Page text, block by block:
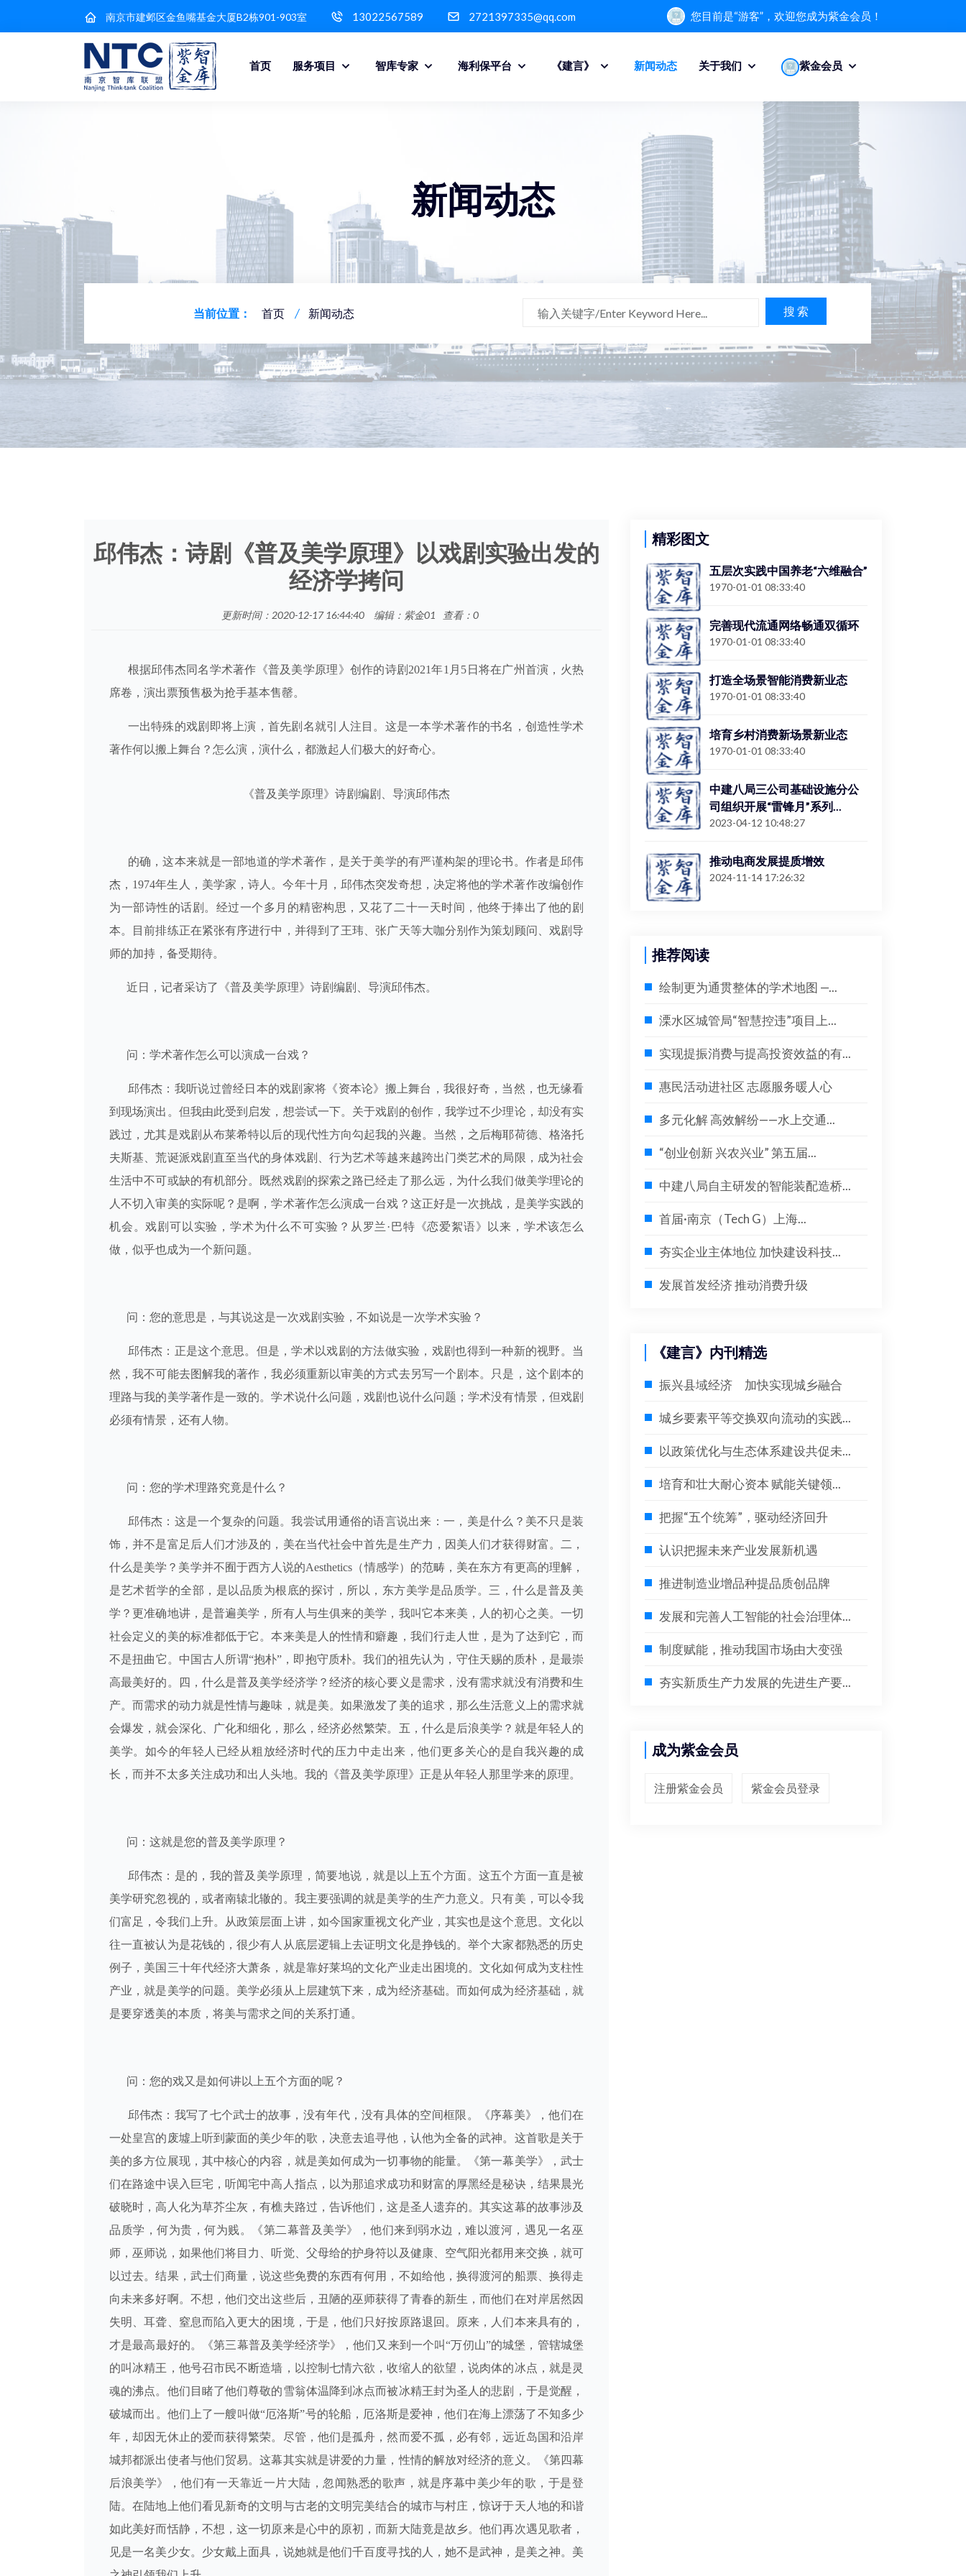
南京市建邺区金鱼嘴基金大厦B2栋901-903室 13022567589 2721397335@qq.com 您目前是“游客”，欢迎您成为紫金会员！
首页 服务项目 智库专家 海利保平台 《建言》 新闻动态 关于我们 紫金会员
新闻动态
当前位置： 首页 新闻动态 搜 索
邱伟杰：诗剧《普及美学原理》以戏剧实验出发的
经济学拷问
更新时间：2020-12-17 16:44:40 编辑：紫金01 查看： 0
根据邱伟杰同名学术著作《普及美学原理》创作的诗剧2021年1月5日将在广州首演，火热
席卷，演出票预售极为抢手基本售罄。
一出特殊的戏剧即将上演，首先剧名就引人注目。这是一本学术著作的书名，创造性学术
著作何以搬上舞台？怎么演，演什么，都激起人们极大的好奇心。
《普及美学原理》诗剧编剧、导演邱伟杰
的确，这本来就是一部地道的学术著作，是关于美学的有严谨构架的理论书。作者是邱伟
杰，1974年生人，美学家，诗人。今年十月，邱伟杰突发奇想，决定将他的学术著作改编创作
为一部诗性的话剧。经过一个多月的精密构思，又花了二十一天时间，他终于捧出了他的剧
本。目前排练正在紧张有序进行中，并得到了王玮、张广天等大咖分别作为策划顾问、戏剧导
师的加持，备受期待。
近日，记者采访了《普及美学原理》诗剧编剧、导演邱伟杰。
问：学术著作怎么可以演成一台戏？
邱伟杰：我听说过曾经日本的戏剧家将《资本论》搬上舞台，我很好奇，当然，也无缘看
到现场演出。但我由此受到启发，想尝试一下。关于戏剧的创作，我学过不少理论，却没有实
践过，尤其是戏剧从布莱希特以后的现代性方向勾起我的兴趣。当然，之后梅耶荷德、格洛托
夫斯基、荒诞派戏剧直至当代的身体戏剧、行为艺术等越来越跨出门类艺术的局限，成为社会
生活中不可或缺的有机部分。既然戏剧的探索之路已经走了那么远，为什么我们做美学理论的
人不切入审美的实际呢？是啊，学术著作怎么演成一台戏？这正好是一次挑战，是美学实践的
机会。戏剧可以实验，学术为什么不可实验？从罗兰·巴特《恋爱絮语》以来，学术该怎么
做，似乎也成为一个新问题。
问：您的意思是，与其说这是一次戏剧实验，不如说是一次学术实验？
邱伟杰：正是这个意思。但是，学术以戏剧的方法做实验，戏剧也得到一种新的视野。当
然，我不可能去图解我的著作，我必须重新以审美的方式去另写一个剧本。只是，这个剧本的
理路与我的美学著作是一致的。学术说什么问题，戏剧也说什么问题；学术没有情景，但戏剧
必须有情景，还有人物。
问：您的学术理路究竟是什么？
邱伟杰：这是一个复杂的问题。我尝试用通俗的语言说出来：一，美是什么？美不只是装
饰，并不是富足后人们才涉及的，美在当代社会中首先是生产力，因美人们才获得财富。二，
什么是美学？美学并不囿于西方人说的Aesthetics（情感学）的范畴，美在东方有更高的理解，
是艺术哲学的全部，是以品质为根底的探讨，所以，东方美学是品质学。三，什么是普及美
学？更准确地讲，是普遍美学，所有人与生俱来的美学，我叫它本来美，人的初心之美。一切
社会定义的美的标准都低于它。本来美是人的性情和癖趣，我们行走人世，是为了达到它，而
不是扭曲它。中国古人所谓“抱朴”，即抱守质朴。我们的祖先认为，守住天赐的质朴，是最崇
高最美好的。四，什么是普及美学经济学？经济的核心要义是需求，没有需求就没有消费和生
产。而需求的动力就是性情与趣味，就是美。如果激发了美的追求，那么生活意义上的需求就
会爆发，就会深化、广化和细化，那么，经济必然繁荣。五，什么是后浪美学？就是年轻人的
美学。如今的年轻人已经从粗放经济时代的压力中走出来，他们更多关心的是自我兴趣的成
长，而并不太多关注成功和出人头地。我的《普及美学原理》正是从年轻人那里学来的原理。
问：这就是您的普及美学原理？
邱伟杰：是的，我的普及美学原理，简要地说，就是以上五个方面。这五个方面一直是被
美学研究忽视的，或者南辕北辙的。我主要强调的就是美学的生产力意义。只有美，可以令我
们富足，令我们上升。从政策层面上讲，如今国家重视文化产业，其实也是这个意思。文化以
往一直被认为是花钱的，很少有人从底层逻辑上去证明文化是挣钱的。举个大家都熟悉的历史
例子，美国三十年代经济大萧条，就是靠好莱坞的文化产业走出困境的。文化如何成为支柱性
产业，就是美学的问题。美学必须从上层建筑下来，成为经济基础。而如何成为经济基础，就
是要穿透美的本质，将美与需求之间的关系打通。
问：您的戏又是如何讲以上五个方面的呢？
邱伟杰：我写了七个武士的故事，没有年代，没有具体的空间框限。《序幕美》，他们在
一处皇宫的废墟上听到蒙面的美少年的歌，决意去追寻他，认他为全备的武神。这首歌是关于
美的多方位展现，其中核心的内容，就是美如何成为一切事物的能量。《第一幕美学》，武士
们在路途中误入巨宅，听闻宅中高人指点，以为那追求成功和财富的厚黑经是秘诀，结果晨光
破晓时，高人化为草芥尘灰，有樵夫路过，告诉他们，这是圣人遗弃的。其实这幕的故事涉及
品质学，何为贵，何为贱。《第二幕普及美学》，他们来到弱水边，难以渡河，遇见一名巫
师，巫师说，如果他们将目力、听觉、父母给的护身符以及健康、空气阳光都用来交换，就可
以过去。结果，武士们商量，说这些免费的东西有何用，不如给他，换得渡河的船票、换得走
向未来多好啊。不想，他们交出这些后，丑陋的巫师获得了青春的新生，而他们在对岸居然因
失明、耳聋、窒息而陷入更大的困境，于是，他们只好按原路退回。原来，人们本来具有的，
才是最高最好的。《第三幕普及美学经济学》，他们又来到一个叫“万仞山”的城堡，管辖城堡
的叫冰精王，他号召市民不断造墙，以控制七情六欲，收缩人的欲望，说肉体的冰点，就是灵
魂的沸点。他们目睹了他们尊敬的雪翁体温降到冰点而被冰精王封为圣人的悲剧，于是觉醒，
破城而出。他们上了一艘叫做“厄洛斯”号的轮船，厄洛斯是爱神，他们在海上漂荡了不知多少
年，却因无休止的爱而获得繁荣。尽管，他们是孤舟，然而爱不孤，必有邻，远近岛国和沿岸
城邦都派出使者与他们贸易。这幕其实就是讲爱的力量，性情的解放对经济的意义。《第四幕
后浪美学》，他们有一天靠近一片大陆，忽闻熟悉的歌声，就是序幕中美少年的歌，于是登
陆。在陆地上他们看见新奇的文明与古老的文明完美结合的城市与村庄，惊讶于天人地的和谐
如此美好而恬静，不想，这一切原来是心中的原初，而新大陆竟是故乡。他们再次遇见歌者，
见是一名美少女。少女戴上面具，说她就是他们千百度寻找的人，她不是武神，是美之神。美
精彩图文
五层次实践中国养老“六维融合”
1970-01-01 08:33:40
完善现代流通网络畅通双循环
1970-01-01 08:33:40
打造全场景智能消费新业态
1970-01-01 08:33:40
培育乡村消费新场景新业态
1970-01-01 08:33:40
中建八局三公司基础设施分公
司组织开展“雷锋月”系列...
2023-04-12 10:48:27
推动电商发展提质增效
2024-11-14 17:26:32
推荐阅读
绘制更为通贯整体的学术地图 —...
溧水区城管局“智慧控违”项目上...
实现提振消费与提高投资效益的有...
惠民活动进社区 志愿服务暖人心
多元化解 高效解纷——水上交通...
“创业创新 兴农兴业” 第五届...
中建八局自主研发的智能装配造桥...
首届·南京（Tech G）上海...
夯实企业主体地位 加快建设科技...
发展首发经济 推动消费升级
《建言》内刊精选
振兴县域经济 加快实现城乡融合
城乡要素平等交换双向流动的实践...
以政策优化与生态体系建设共促未...
培育和壮大耐心资本 赋能关键领...
把握“五个统筹”，驱动经济回升
认识把握未来产业发展新机遇
推进制造业增品种提品质创品牌
发展和完善人工智能的社会治理体...
制度赋能，推动我国市场由大变强
夯实新质生产力发展的先进生产要...
成为紫金会员
注册紫金会员 紫金会员登录